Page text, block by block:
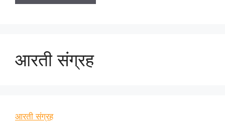
आरती संग्रह
आरती संग्रह